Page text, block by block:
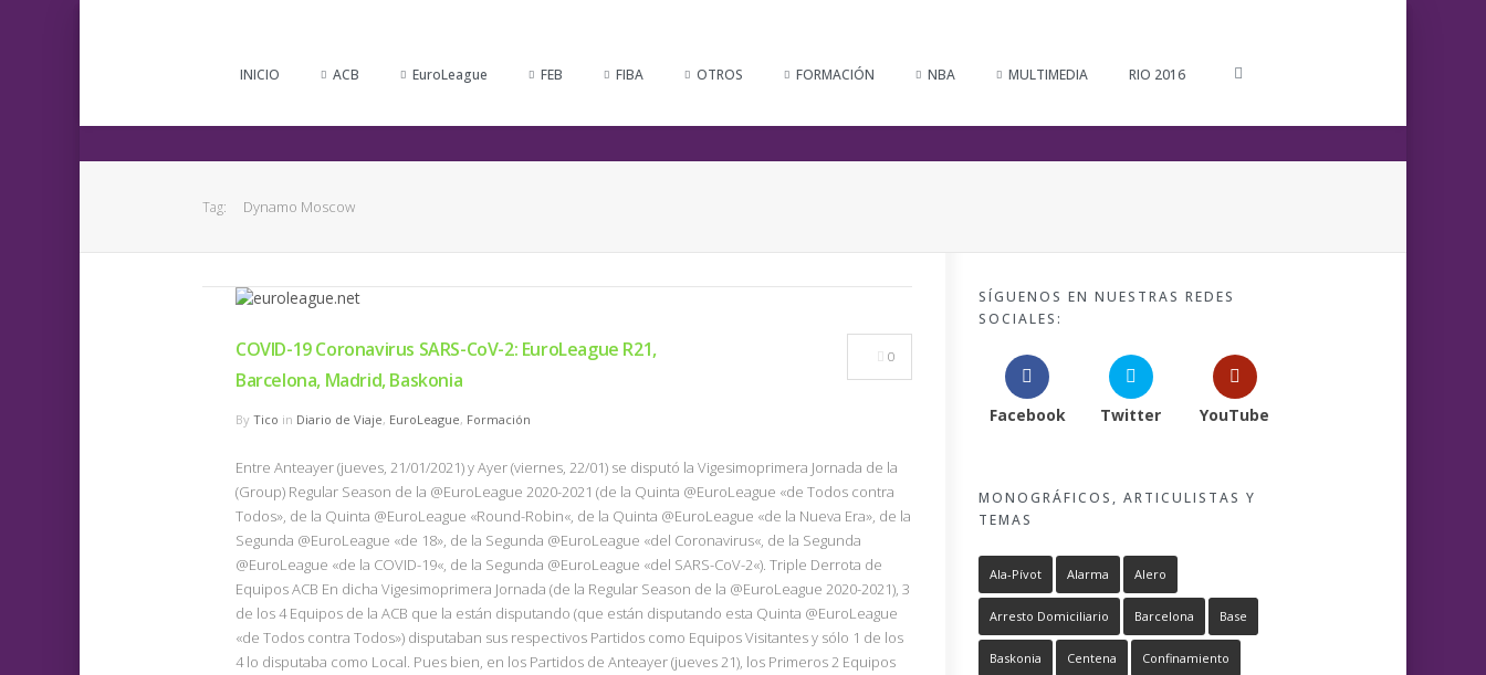
INICIO ACB EuroLeague FEB FIBA OTROS FORMACIÓN NBA MULTIMEDIA RIO 2016
Tag: Dynamo Moscow
COVID-19 Coronavirus SARS-CoV-2: EuroLeague R21,
Barcelona, Madrid, Baskonia
By Tico in Diario de Viaje, EuroLeague, Formación
0
Entre Anteayer (jueves, 21/01/2021) y Ayer (viernes, 22/01) se disputó la Vigesimoprimera Jornada de la
(Group) Regular Season de la @EuroLeague 2020-2021 (de la Quinta @EuroLeague «de Todos contra
Todos», de la Quinta @EuroLeague «Round-Robin«, de la Quinta @EuroLeague «de la Nueva Era», de la
Segunda @EuroLeague «de 18», de la Segunda @EuroLeague «del Coronavirus«, de la Segunda
@EuroLeague «de la COVID-19«, de la Segunda @EuroLeague «del SARS-CoV-2«). Triple Derrota de
Equipos ACB En dicha Vigesimoprimera Jornada (de la Regular Season de la @EuroLeague 2020-2021), 3
de los 4 Equipos de la ACB que la están disputando (que están disputando esta Quinta @EuroLeague
«de Todos contra Todos») disputaban sus respectivos Partidos como Equipos Visitantes y sólo 1 de los
4 lo disputaba como Local. Pues bien, en los Partidos de Anteayer (jueves 21), los Primeros 2 Equipos
SÍGUENOS EN NUESTRAS REDES
SOCIALES:
Facebook Twitter YouTube
MONOGRÁFICOS, ARTICULISTAS Y
TEMAS
Ala-Pívot Alarma Alero
Arresto Domiciliario Barcelona Base
Baskonia Centena Confinamiento